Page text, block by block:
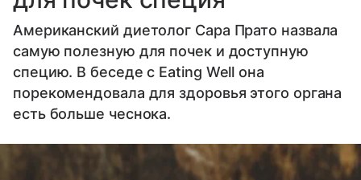
Американский диетолог Сара Прато назвала
самую полезную для почек и доступную
специю. В беседе с Eating Well она
порекомендовала для здоровья этого органа
есть больше чеснока.